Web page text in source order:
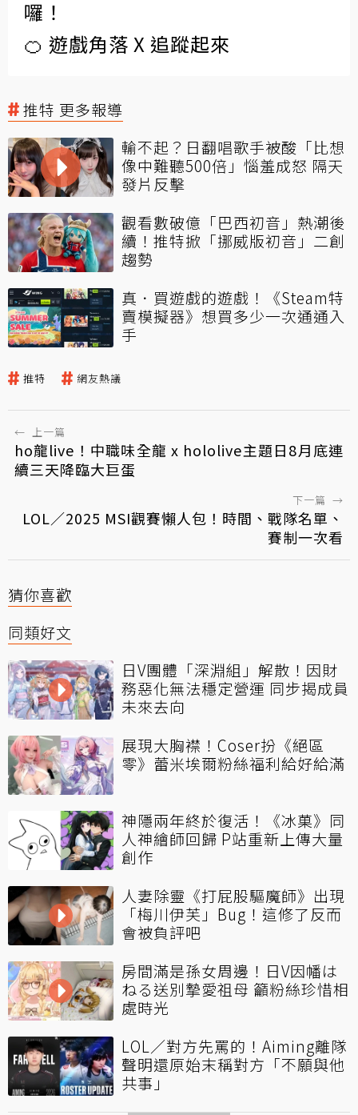
囉！
🍊 遊戲角落 X 追蹤起來
推特 更多報導
輸不起？日翻唱歌手被酸「比想
像中難聽500倍」惱羞成怒 隔天
發片反擊
觀看數破億「巴西初音」熱潮後
續！推特掀「挪威版初音」二創
趨勢
真．買遊戲的遊戲！《Steam特
賣模擬器》想買多少一次通通入
手
推特 網友熱議
← 上一篇
ho龍live！中職味全龍 x hololive主題日8月底連
續三天降臨大巨蛋
下一篇 →
LOL／2025 MSI觀賽懶人包！時間、戰隊名單、
賽制一次看
猜你喜歡
同類好文
日V團體「深淵組」解散！因財
務惡化無法穩定營運 同步揭成員
未來去向
展現大胸襟！Coser扮《絕區
零》蕾米埃爾粉絲福利給好給滿
神隱兩年終於復活！《冰菓》同
人神繪師回歸 P站重新上傳大量
創作
人妻除靈《打屁股驅魔師》出現
「梅川伊芙」Bug！這修了反而
會被負評吧
房間滿是孫女周邊！日V因幡は
ねる送別摯愛祖母 籲粉絲珍惜相
處時光
LOL／對方先罵的！Aiming離隊
聲明還原始末稱對方「不願與他
共事」